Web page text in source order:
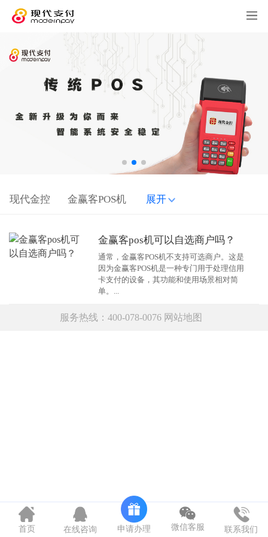
现代金控 金赢客POS机 展开
金赢客pos机可以自选商户吗？
通常，金赢客POS机不支持可选商户。这是
因为金赢客POS机是一种专门用于处理信用
卡支付的设备，其功能和使用场景相对简
单。...
服务热线：400-078-0076 网站地图
首页 在线咨询 申请办理 微信客服 联系我们